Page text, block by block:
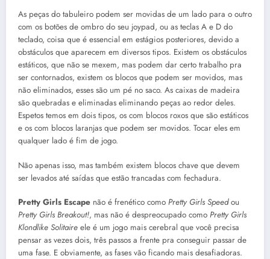
As peças do tabuleiro podem ser movidas de um lado para o outro
com os botões de ombro do seu joypad, ou as teclas A e D do
teclado, coisa que é essencial em estágios posteriores, devido a
obstáculos que aparecem em diversos tipos. Existem os obstáculos
estáticos, que não se mexem, mas podem dar certo trabalho pra
ser contornados, existem os blocos que podem ser movidos, mas
não eliminados, esses são um pé no saco. As caixas de madeira
são quebradas e eliminadas eliminando peças ao redor deles.
Espetos temos em dois tipos, os com blocos roxos que são estáticos
e os com blocos laranjas que podem ser movidos. Tocar eles em
qualquer lado é fim de jogo.
Não apenas isso, mas também existem blocos chave que devem
ser levados até saídas que estão trancadas com fechadura.
Pretty Girls Escape não é frenético como Pretty Girls Speedou
Pretty Girls Breakout!, mas não é despreocupado como Pretty Girls
Klondlike Solitaire ele é um jogo mais cerebral que você precisa
pensar as vezes dois, três passos a frente pra conseguir passar de
uma fase. E obviamente, as fases vão ficando mais desafiadoras.